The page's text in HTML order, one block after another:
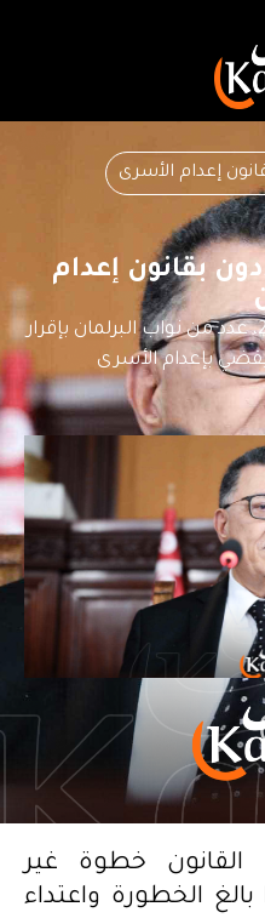
إعدام الأسرى
بقانون إعدام
ندّد، اليوم الثلاثاء 31 مارس 2026، عدد من نواب البرلمان بإقرار
يقضي بإعدام الأسرى
القانون خطوة غير
الخطورة واعتداء